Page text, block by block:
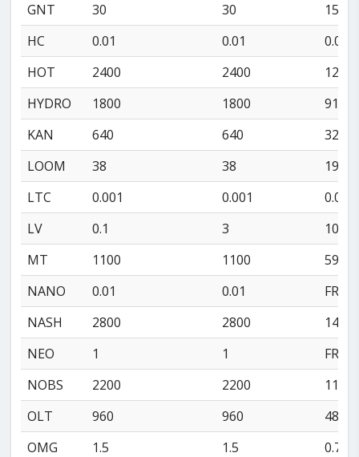
GNT
30 30
15
HC
0.01 0.01
0.02
HOT
2400 2400
1200
HYDRO
1800 1800
910
KAN
640 640
320
LOOM
38 38
19
LTC
0.001 0.001
0.001
LV
0.1 3
10
MT
1100 1100
590
NANO
0.01 0.01
FREE
NASH
2800 2800
1400
NEO
1 1
FREE
NOBS
2200 2200
1100
OLT
960 960
480
OMG
1.5 1.5
0.75